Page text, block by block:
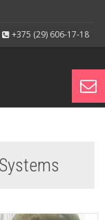
+375 (29) 606-17-18